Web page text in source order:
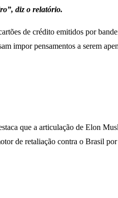
diz o relatório.
de crédito emitidos por
pensamentos a serem
que a articulação de Elon
de retaliação contra o Brasil